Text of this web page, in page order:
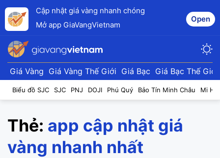
Cập nhật giá vàng nhanh chóng
Mở app GiaVangVietnam
Open
Giá Vàng Giá Vàng Thế Giới Giá Bạc Giá Bạc Thế Giới
Biểu đồ SJC SJC PNJ DOJI Phú Quý Bảo Tín Minh Châu Mi
Thẻ: app cập nhật giá
vàng nhanh nhất